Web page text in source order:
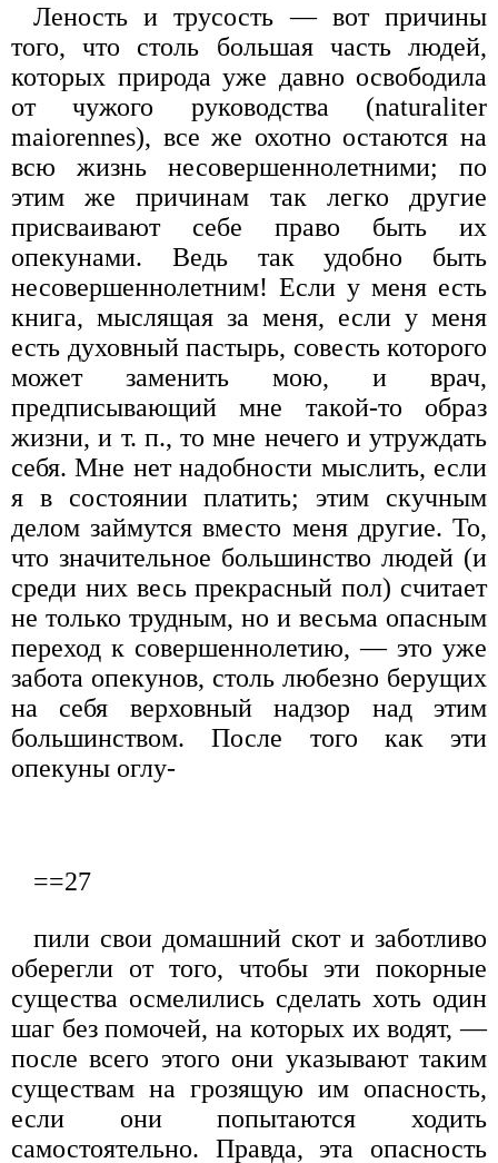
Леность и трусость — вот причины
того, что столь большая часть людей,
которых природа уже давно освободила
от чужого руководства (naturaliter
maiorennes), все же охотно остаются на
всю жизнь несовершеннолетними; по
этим же причинам так легко другие
присваивают себе право быть их
опекунами. Ведь так удобно быть
несовершеннолетним! Если у меня есть
книга, мыслящая за меня, если у меня
есть духовный пастырь, совесть которого
может заменить мою, и врач,
предписывающий мне такой-то образ
жизни, и т. п., то мне нечего и утруждать
себя. Мне нет надобности мыслить, если
я в состоянии платить; этим скучным
делом займутся вместо меня другие. То,
что значительное большинство людей (и
среди них весь прекрасный пол) считает
не только трудным, но и весьма опасным
переход к совершеннолетию, — это уже
забота опекунов, столь любезно берущих
на себя верховный надзор над этим
большинством. После того как эти
опекуны оглу-
==27
пили свои домашний скот и заботливо
оберегли от того, чтобы эти покорные
существа осмелились сделать хоть один
шаг без помочей, на которых их водят, —
после всего этого они указывают таким
существам на грозящую им опасность,
если они попытаются ходить
самостоятельно. Правда, эта опасность